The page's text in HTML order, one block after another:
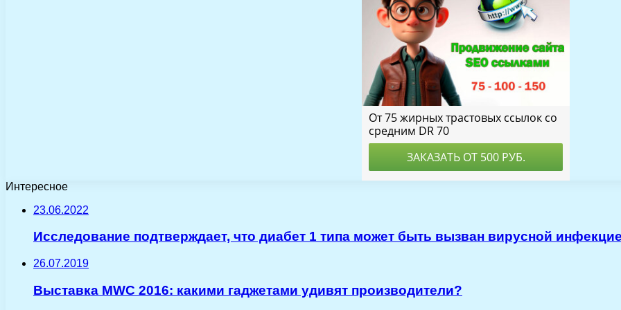
Интересное
23.06.2022
Исследование подтверждает, что диабет 1 типа может быть вызван вирусной
26.07.2019
Выставка MWC 2016: какими гаджетами удивят производители?